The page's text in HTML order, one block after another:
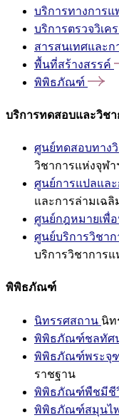
บริการทางการแ
บริการตรวจวิเ
สารสนเทศและก
พื้นที่สร้างสรรค์
พิพิธภัณฑ์
บริการทดสอบและวิชา
ศูนย์ทดสอบทาง
วิชาการแห่งจุฬา
ศูนย์การแปลและ
และการล่ามเฉลิ
ศูนย์กฎหมายเพื่
ศูนย์บริการวิชา
บริการวิชาการ
พิพิธภัณฑ์
นิทรรศสถาน นิท
พิพิธภัณฑ์ชลทัศ
พิพิธภัณฑ์พระจุ
ราชฐาน
พิพิธภัณฑ์พืชมีชี
พิพิธภัณฑ์สมุนไ